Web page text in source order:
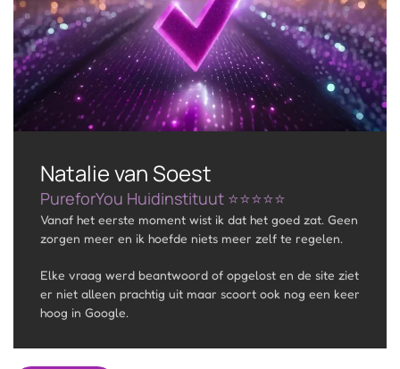
Natalie van Soest
PureforYou Huidinstituut ⭐️⭐️⭐️⭐️⭐️
Vanaf het eerste moment wist ik dat het goed zat. Geen
zorgen meer en ik hoefde niets meer zelf te regelen.
Elke vraag werd beantwoord of opgelost en de site ziet
er niet alleen prachtig uit maar scoort ook nog een keer
hoog in Google.